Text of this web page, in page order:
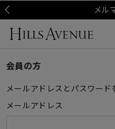
メル
会員の方
メールアドレスとパスワード
メールアドレス